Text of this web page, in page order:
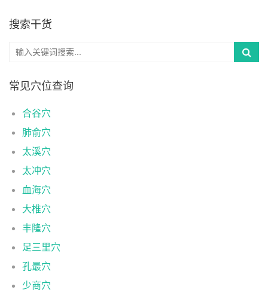
搜索干货
常见穴位查询
合谷穴
肺俞穴
太溪穴
太冲穴
血海穴
大椎穴
丰隆穴
足三里穴
孔最穴
少商穴